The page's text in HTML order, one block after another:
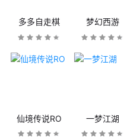
多多自走棋 梦幻西游
仙境传说RO 一梦江湖